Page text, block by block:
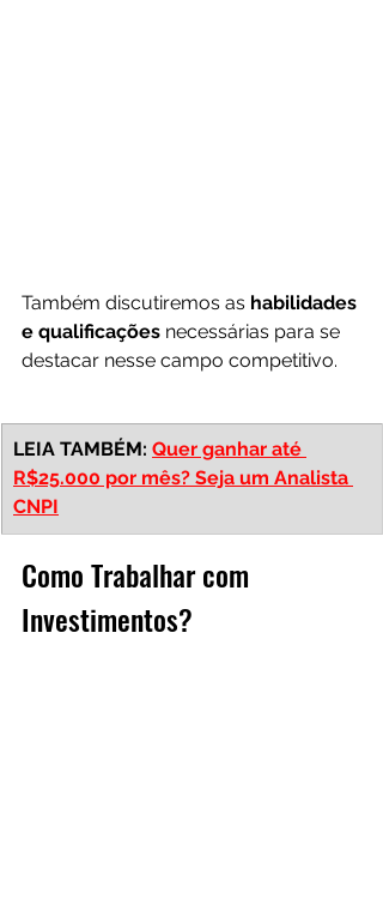
Também discutiremos as habilidades
e qualificações necessárias para se
destacar nesse campo competitivo.
LEIA TAMBÉM: Quer ganhar até
R$25.000 por mês? Seja um Analista
CNPI
Como Trabalhar com
Investimentos?